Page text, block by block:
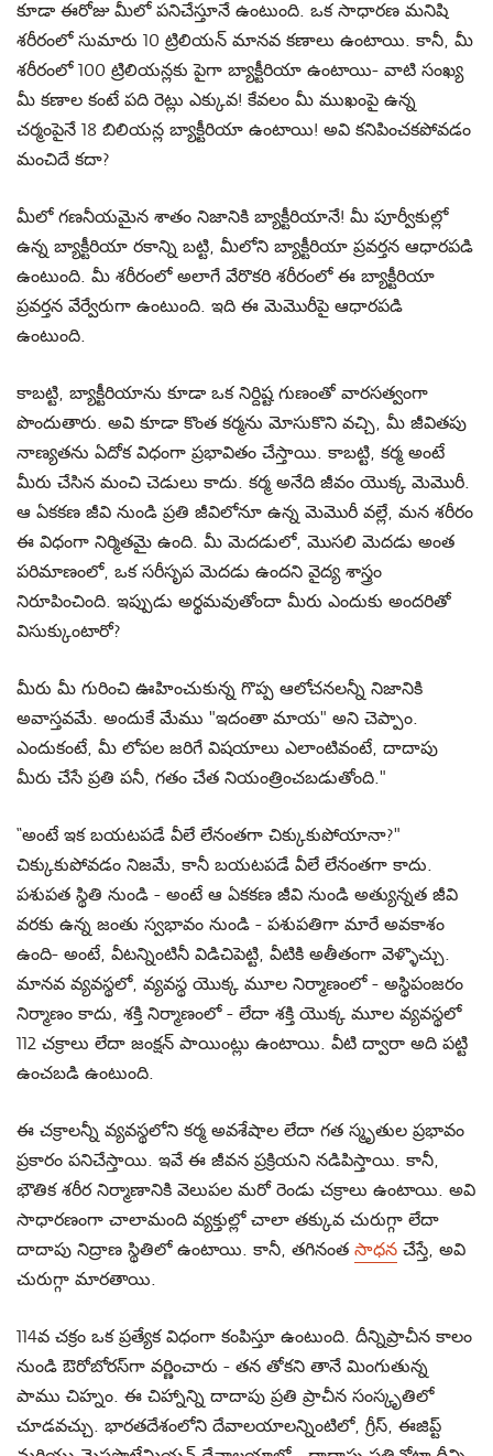
కూడా ఈరోజు మీలో పనిచేస్తూనే ఉంటుంది. ఒక సాధారణ మనిషి
శరీరంలో సుమారు 10 ట్రిలియన్ మానవ కణాలు ఉంటాయి. కానీ, మీ
శరీరంలో 100 ట్రిలియన్లకు పైగా బ్యాక్టీరియా ఉంటాయి- వాటి సంఖ్య
మీ కణాల కంటే పది రెట్లు ఎక్కువ! కేవలం మీ ముఖంపై ఉన్న
చర్మంపైనే 18 బిలియన్ల బ్యాక్టీరియా ఉంటాయి! అవి కనిపించకపోవడం
మంచిదే కదా?
మీలో గణనీయమైన శాతం నిజానికి బ్యాక్టీరియానే! మీ పూర్వీకుల్లో
ఉన్న బ్యాక్టీరియా రకాన్ని బట్టి, మీలోని బ్యాక్టీరియా ప్రవర్తన ఆధారపడి
ఉంటుంది. మీ శరీరంలో అలాగే వేరొకరి శరీరంలో ఈ బ్యాక్టీరియా
ప్రవర్తన వేర్వేరుగా ఉంటుంది. ఇది ఈ మెమొరీపై ఆధారపడి
ఉంటుంది.
కాబట్టి, బ్యాక్టీరియాను కూడా ఒక నిర్దిష్ట గుణంతో వారసత్వంగా
పొందుతారు. అవి కూడా కొంత కర్మను మోసుకొని వచ్చి, మీ జీవితపు
నాణ్యతను ఏదోక విధంగా ప్రభావితం చేస్తాయి. కాబట్టి, కర్మ అంటే
మీరు చేసిన మంచి చెడులు కాదు. కర్మ అనేది జీవం యొక్క మెమొరీ.
ఆ ఏకకణ జీవి నుండి ప్రతి జీవిలోనూ ఉన్న మెమొరీ వల్లే, మన శరీరం
ఈ విధంగా నిర్మితమై ఉంది. మీ మెదడులో, మొసలి మెదడు అంత
పరిమాణంలో, ఒక సరీసృప మెదడు ఉందని వైద్య శాస్త్రం
నిరూపించింది. ఇప్పుడు అర్థమవుతోందా మీరు ఎందుకు అందరితో
విసుక్కుంటారో?
మీరు మీ గురించి ఊహించుకున్న గొప్ప ఆలోచనలన్నీ నిజానికి
అవాస్తవమే. అందుకే మేము "ఇదంతా మాయ" అని చెప్పాం.
ఎందుకంటే, మీ లోపల జరిగే విషయాలు ఎలాంటివంటే, దాదాపు
మీరు చేసే ప్రతి పనీ, గతం చేత నియంత్రించబడుతోంది."
“అంటే ఇక బయటపడే వీలే లేనంతగా చిక్కుకుపోయానా?"
చిక్కుకుపోవడం నిజమే, కానీ బయటపడే వీలే లేనంతగా కాదు.
పశుపత స్థితి నుండి - అంటే ఆ ఏకకణ జీవి నుండి అత్యున్నత జీవి
వరకు ఉన్న జంతు స్వభావం నుండి - పశుపతిగా మారే అవకాశం
ఉంది- అంటే, వీటన్నింటినీ విడిచిపెట్టి, వీటికి అతీతంగా వెళ్ళొచ్చు.
మానవ వ్యవస్థలో, వ్యవస్థ యొక్క మూల నిర్మాణంలో - అస్థిపంజరం
నిర్మాణం కాదు, శక్తి నిర్మాణంలో - లేదా శక్తి యొక్క మూల వ్యవస్థలో
112 చక్రాలు లేదా జంక్షన్ పాయింట్లు ఉంటాయి. వీటి ద్వారా అది పట్టి
ఉంచబడి ఉంటుంది.
ఈ చక్రాలన్నీ వ్యవస్థలోని కర్మ అవశేషాల లేదా గత స్మృతుల ప్రభావం
ప్రకారం పనిచేస్తాయి. ఇవే ఈ జీవన ప్రక్రియని నడిపిస్తాయి. కానీ,
భౌతిక శరీర నిర్మాణానికి వెలుపల మరో రెండు చక్రాలు ఉంటాయి. అవి
సాధారణంగా చాలామంది వ్యక్తుల్లో చాలా తక్కువ చురుగ్గా లేదా
దాదాపు నిద్రాణ స్థితిలో ఉంటాయి. కానీ, తగినంత సాధన చేస్తే, అవి
చురుగ్గా మారతాయి.
114వ చక్రం ఒక ప్రత్యేక విధంగా కంపిస్తూ ఉంటుంది. దీన్నిప్రాచీన కాలం
నుండి ఔరోబోరస్‍గా వర్ణించారు - తన తోకని తానే మింగుతున్న
పాము చిహ్నం. ఈ చిహ్నాన్ని దాదాపు ప్రతి ప్రాచీన సంస్కృతిలో
చూడవచ్చు. భారతదేశంలోని దేవాలయాలన్నింటిలో, గ్రీస్, ఈజిప్ట్